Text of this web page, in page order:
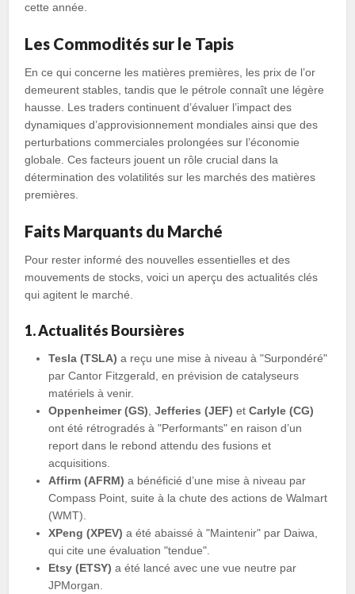
cette année.
Les Commodités sur le Tapis
En ce qui concerne les matières premières, les prix de l’or
demeurent stables, tandis que le pétrole connaît une légère
hausse. Les traders continuent d’évaluer l’impact des
dynamiques d’approvisionnement mondiales ainsi que des
perturbations commerciales prolongées sur l’économie
globale. Ces facteurs jouent un rôle crucial dans la
détermination des volatilités sur les marchés des matières
premières.
Faits Marquants du Marché
Pour rester informé des nouvelles essentielles et des
mouvements de stocks, voici un aperçu des actualités clés
qui agitent le marché.
1. Actualités Boursières
Tesla (TSLA) a reçu une mise à niveau à "Surpondéré"
par Cantor Fitzgerald, en prévision de catalyseurs
matériels à venir.
Oppenheimer (GS) ,Jefferies (JEF) etCarlyle (CG)
ont été rétrogradés à "Performants" en raison d’un
report dans le rebond attendu des fusions et
acquisitions.
Affirm (AFRM) a bénéficié d’une mise à niveau par
Compass Point, suite à la chute des actions de Walmart
(WMT).
XPeng (XPEV) a été abaissé à "Maintenir" par Daiwa,
qui cite une évaluation "tendue".
Etsy (ETSY) a été lancé avec une vue neutre par
JPMorgan.